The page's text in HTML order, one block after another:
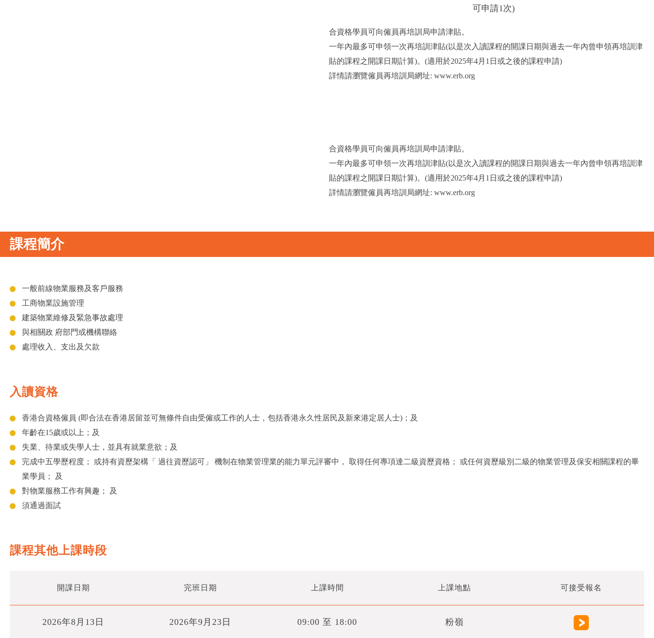
可申請1次)
合資格學員可向僱員再培訓局申請津貼。
一年內最多可申領一次再培訓津貼(以是次入讀課程的開課日期與過去一年內曾申領再培訓津
貼的課程之開課日期計算)。(適用於2025年4月1日或之後的課程申請)
詳情請瀏覽僱員再培訓局網址: www.erb.org
合資格學員可向僱員再培訓局申請津貼。
一年內最多可申領一次再培訓津貼(以是次入讀課程的開課日期與過去一年內曾申領再培訓津
貼的課程之開課日期計算)。(適用於2025年4月1日或之後的課程申請)
詳情請瀏覽僱員再培訓局網址: www.erb.org
課程簡介
一般前線物業服務及客戶服務
工商物業設施管理
建築物業維修及緊急事故處理
與相關政 府部門或機構聯絡
處理收入、支出及欠款
入讀資格
香港合資格僱員 (即合法在香港居留並可無條件自由受僱或工作的人士，包括香港永久性居民及新來港定居人士)；及
年齡在15歲或以上；及
失業、待業或失學人士，並具有就業意欲；及
完成中五學歷程度； 或持有資歷架構「 過往資歷認可」 機制在物業管理業的能力單元評審中， 取得任何專項達二級資歷資格； 或任何資歷級別二級的物業管理及保安相關課程的畢
業學員； 及
對物業服務工作有興趣； 及
須通過面試
課程其他上課時段
開課日期 完班日期 上課時間 上課地點 可接受報名
2026年8月13日 2026年9月23日 09:00 至 18:00 粉嶺